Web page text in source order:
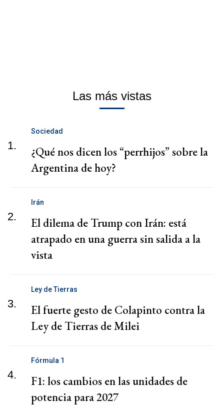
Las más vistas
1.
Sociedad
¿Qué nos dicen los “perrhijos” sobre la
Argentina de hoy?
2.
Irán
El dilema de Trump con Irán: está
atrapado en una guerra sin salida a la
vista
3.
Ley de Tierras
El fuerte gesto de Colapinto contra la
Ley de Tierras de Milei
4.
Fórmula 1
F1: los cambios en las unidades de
potencia para 2027